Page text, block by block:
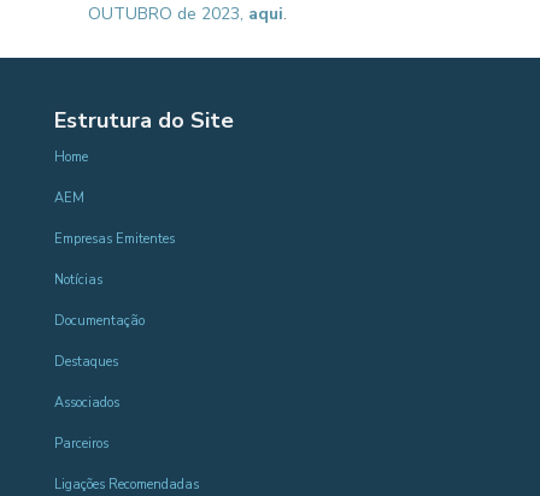
OUTUBRO de 2023, aqui.
Estrutura do Site
Home
AEM
Empresas Emitentes
Notícias
Documentação
Destaques
Associados
Parceiros
Ligações Recomendadas